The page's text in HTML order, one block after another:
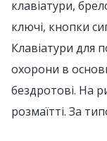
клавіатури,
ключі, кнопки
Клавіатури для
охорони в
бездротові. На
розмаїтті. За